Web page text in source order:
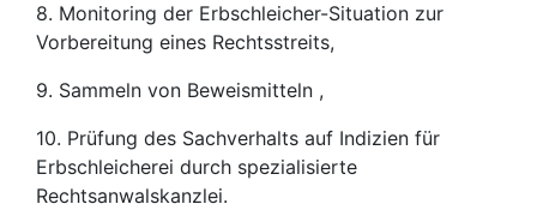
8. Monitoring der Erbschleicher-Situation zur
Vorbereitung eines Rechtsstreits,
9. Sammeln von Beweismitteln ,
10. Prüfung des Sachverhalts auf Indizien für
Erbschleicherei durch spezialisierte
Rechtsanwalskanzlei.